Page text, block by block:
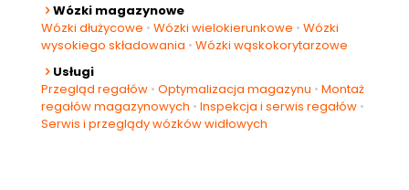
Wózki magazynowe
Wózki dłużycowe • Wózki wielokierunkowe • Wózki
wysokiego składowania • Wózki wąskokorytarzowe
Usługi
Przegląd regałów • Optymalizacja magazynu • Montaż
regałów magazynowych • Inspekcja i serwis regałów •
Serwis i przeglądy wózków widłowych